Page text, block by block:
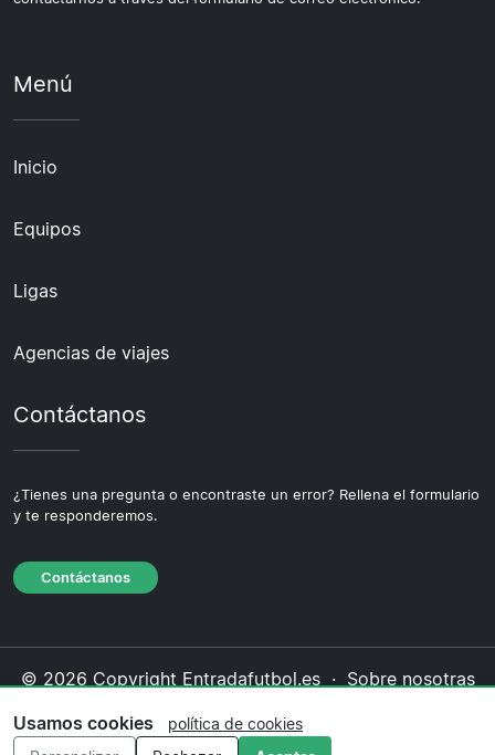
Menú
Inicio
Equipos
Ligas
Agencias de viajes
Contáctanos
¿Tienes una pregunta o encontraste un error? Rellena el formulario
y te responderemos.
Contáctanos
© 2026 Copyright Entradafutbol.es · Sobre nosotras
cookies·Política editorial
Usamos cookies
política de cookies